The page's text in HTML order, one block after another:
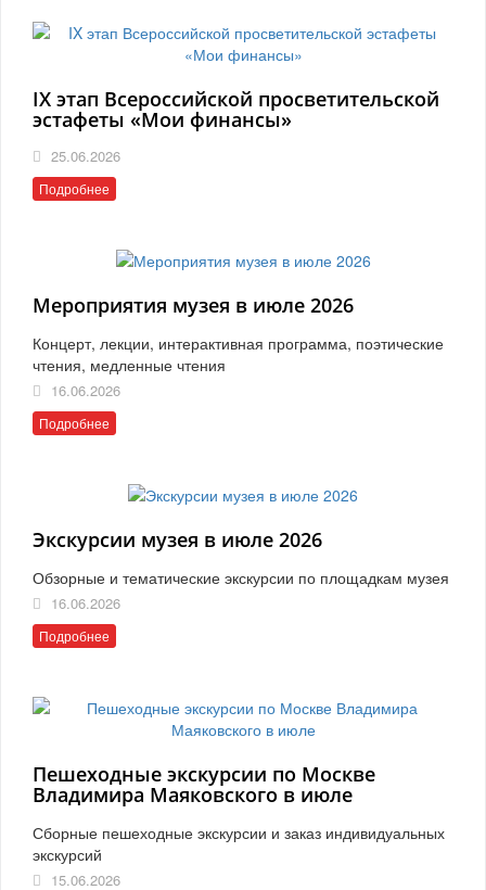
IX этап Всероссийской просветительской
эстафеты «Мои финансы»
25.06.2026
Подробнее
Мероприятия музея в июле 2026
Концерт, лекции, интерактивная программа, поэтические
чтения, медленные чтения
16.06.2026
Подробнее
Экскурсии музея в июле 2026
Обзорные и тематические экскурсии по площадкам музея
16.06.2026
Подробнее
Пешеходные экскурсии по Москве
Владимира Маяковского в июле
Сборные пешеходные экскурсии и заказ индивидуальных
экскурсий
15.06.2026